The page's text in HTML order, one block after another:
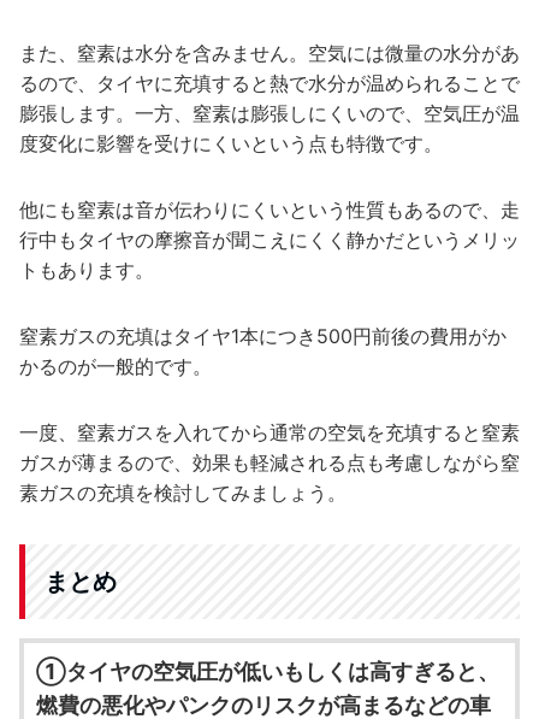
また、窒素は水分を含みません。空気には微量の水分があ
るので、タイヤに充填すると熱で水分が温められることで
膨張します。一方、窒素は膨張しにくいので、空気圧が温
度変化に影響を受けにくいという点も特徴です。
他にも窒素は音が伝わりにくいという性質もあるので、走
行中もタイヤの摩擦音が聞こえにくく静かだというメリッ
トもあります。
窒素ガスの充填はタイヤ1本につき500円前後の費用がか
かるのが一般的です。
一度、窒素ガスを入れてから通常の空気を充填すると窒素
ガスが薄まるので、効果も軽減される点も考慮しながら窒
素ガスの充填を検討してみましょう。
まとめ
①タイヤの空気圧が低いもしくは高すぎると、
燃費の悪化やパンクのリスクが高まるなどの車